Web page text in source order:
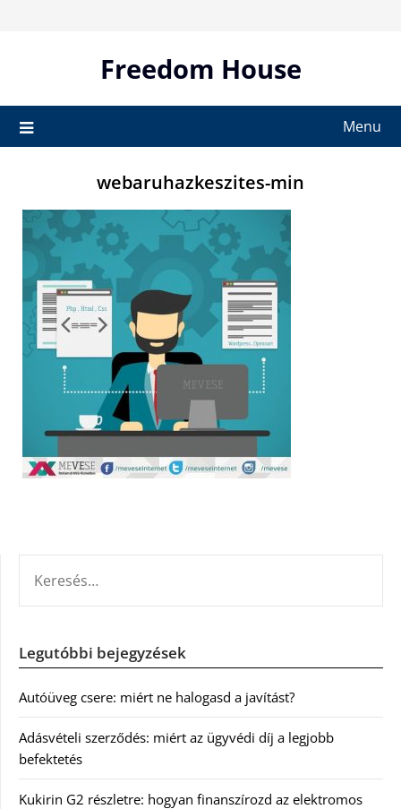
Freedom House
Menu
webaruhazkeszites-min
Legutóbbi bejegyzések
Autóüveg csere: miért ne halogasd a javítást?
Adásvételi szerződés: miért az ügyvédi díj a legjobb
befektetés
Kukirin G2 részletre: hogyan finanszírozd az elektromos